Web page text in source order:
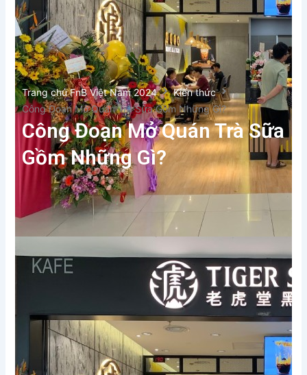
Trang chủ FnB Việt Nam 2024
Kiến thức
Công Đoạn Mở Quán Trà Sữa Gồm Những Gì?
Công Đoạn Mở Quán Trà Sữa
Gồm Những Gì?